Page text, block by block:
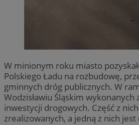
W minionym roku miasto
Polskiego Ładu na rozbudowę,
gminnych dróg publicznych. W
Wodzisławiu Śląskim wykonanych
inwestycji drogowych. Część z
zrealizowanych, a jedną z nich jest